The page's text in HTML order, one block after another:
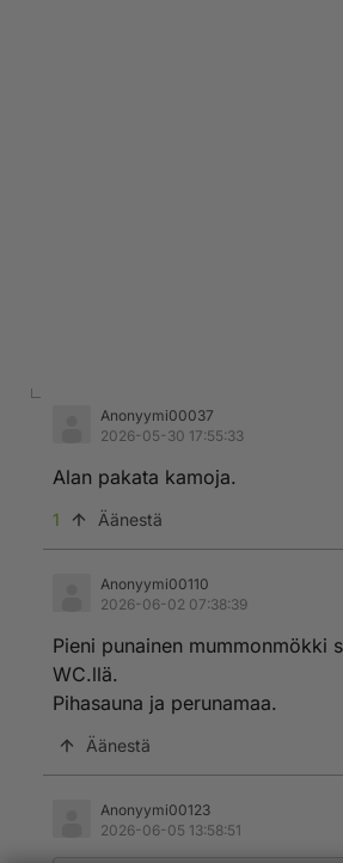
Anonyymi00037
2026-05-30 17:55:33
Alan pakata kamoja.
1 Äänestä
Anonyymi00110
2026-06-02 07:38:39
Pieni punainen mummonmökki
WC.llä.
Pihasauna ja perunamaa.
Äänestä
Anonyymi00123
2026-06-05 13:58:51